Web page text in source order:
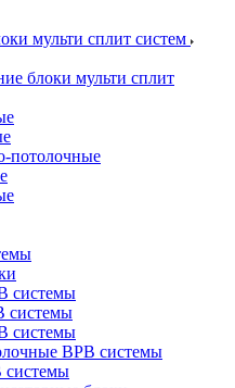
мульти сплит систем
блоки мульти сплит
потолочные
системы
системы
системы
ВРВ системы